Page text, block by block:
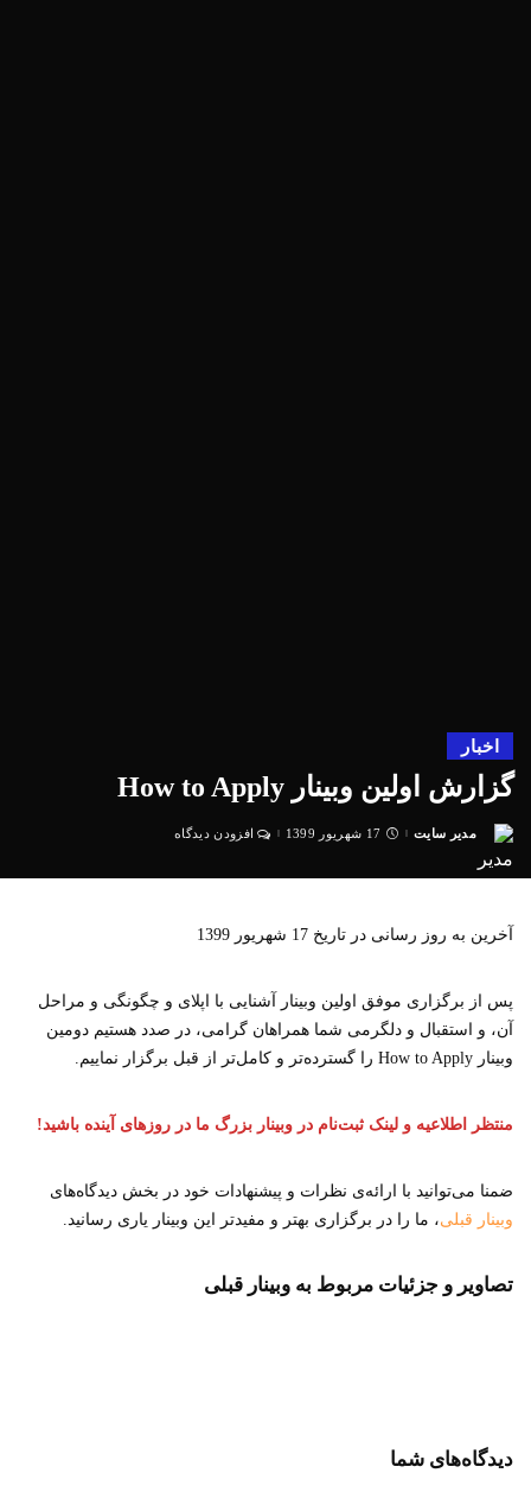
اخبار
گزارش اولین وبینار How to Apply
ارسال
مدیر سایت 17 شهریور 1399 افزودن دیدگاه
آخرین به روز رسانی در تاریخ 17 شهریور 1399
پس از برگزاری موفق اولین وبینار آشنایی با اپلای و چگونگی و مراحل
آن، و استقبال و دلگرمی شما همراهان گرامی، در صدد هستیم دومین
وبینار How to Apply را گسترده‌تر و کامل‌تر از قبل برگزار نماییم.
منتظر اطلاعیه و لینک ثبت‌نام در وبینار بزرگ ما در روزهای آینده باشید!
ضمنا می‌توانید با ارائه‌ی نظرات و پیشنهادات خود در بخش دیدگاه‌های
وبینار قبلی، ما را در برگزاری بهتر و مفیدتر این وبینار یاری رسانید.
تصاویر و جزئیات مربوط به وبینار قبلی
دیدگاه‌های شما